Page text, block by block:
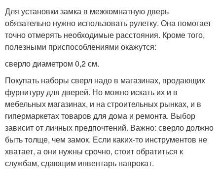
Для установки замка в межкомнатную дверь
обязательно нужно использовать рулетку. Она помогает
точно отмерять необходимые расстояния. Кроме того,
полезными приспособлениями окажутся:
сверло диаметром 0,2 см.
Покупать наборы сверл надо в магазинах, продающих
фурнитуру для дверей. Но можно искать их и в
мебельных магазинах, и на строительных рынках, и в
гипермаркетах товаров для дома и ремонта. Выбор
зависит от личных предпочтений. Важно: сверло должно
быть толще, чем замок. Если каких-то инструментов не
хватает, а они нужны срочно, стоит обратиться к
службам, сдающим инвентарь напрокат.